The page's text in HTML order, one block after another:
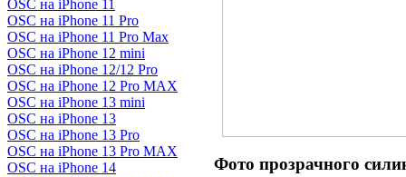
OSC на iPhone 11
OSC на iPhone 11 Pro
OSC на iPhone 11 Pro Max
OSC на iPhone 12 mini
OSC на iPhone 12/12 Pro
OSC на iPhone 12 Pro MAX
OSC на iPhone 13 mini
OSC на iPhone 13
OSC на iPhone 13 Pro
OSC на iPhone 13 Pro MAX
OSC на iPhone 14
Фото прозрачного